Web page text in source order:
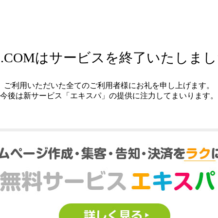
はサービスを終了いたしま
ご利用いただいた全てのご利用者様にお礼を申し上げます。
今後は新サービス「エキスパ」の提供に注力してまいります。